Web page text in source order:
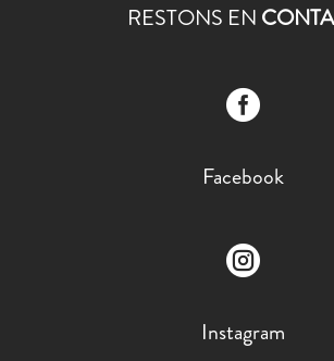
RESTONS EN

Facebook

Instagram